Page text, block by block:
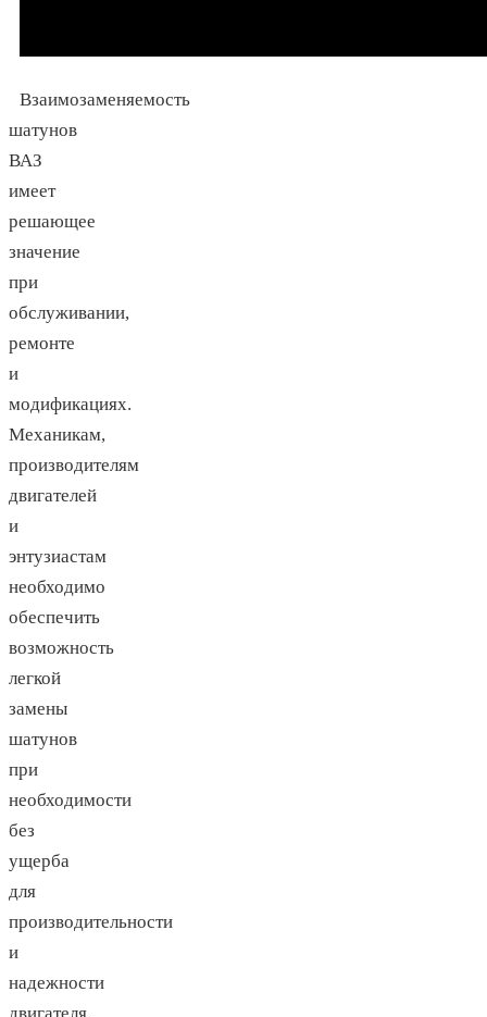
Взаимозаменяемость
шатунов
ВАЗ
имеет
решающее
значение
при
обслуживании,
ремонте
и
модификациях.
Механикам,
производителям
двигателей
и
энтузиастам
необходимо
обеспечить
возможность
легкой
замены
шатунов
при
необходимости
без
ущерба
для
производительности
и
надежности
двигателя.